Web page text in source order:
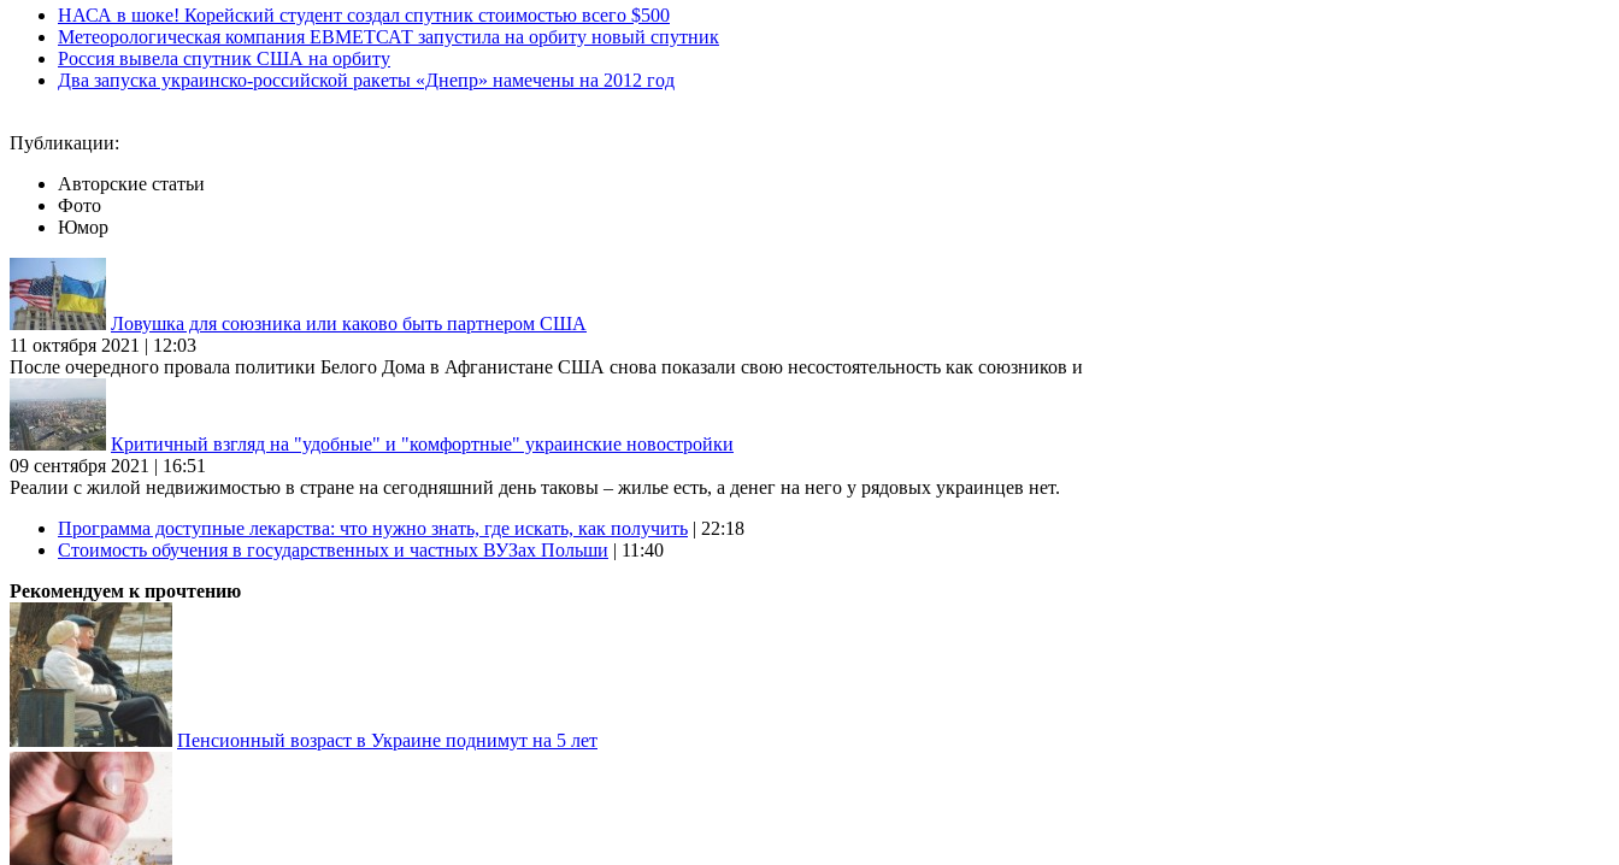
НАСА в шоке! Корейский студент создал спутник стоимостью всего $500
Метеорологическая компания ЕВМЕТСАТ запустила на орбиту новый спутник
Россия вывела спутник США на орбиту
Два запуска украинско-российской ракеты «Днепр» намечены на 2012 год
Публикации:
Авторские статьи
Фото
Юмор
Ловушка для союзника или каково быть партнером США
11 октября 2021 | 12:03
После очередного провала политики Белого Дома в Афганистане США снова показали свою несостоятельность как союзников и
Критичный взгляд на "удобные" и "комфортные" украинские новостройки
09 сентября 2021 | 16:51
Реалии с жилой недвижимостью в стране на сегодняшний день таковы – жилье есть, а денег на него у рядовых украинцев нет.
Программа доступные лекарства: что нужно знать, где искать, как получить | 22:18
Стоимость обучения в государственных и частных ВУЗах Польши | 11:40
Рекомендуем к прочтению
Пенсионный возраст в Украине поднимут на 5 лет